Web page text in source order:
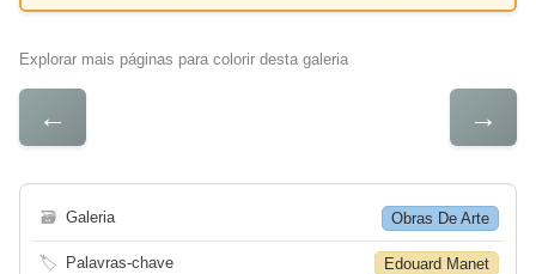
Explorar mais páginas para colorir desta galeria
← →
🗃 Galeria Obras De Arte
🏷 Palavras-chave
Edouard Manet